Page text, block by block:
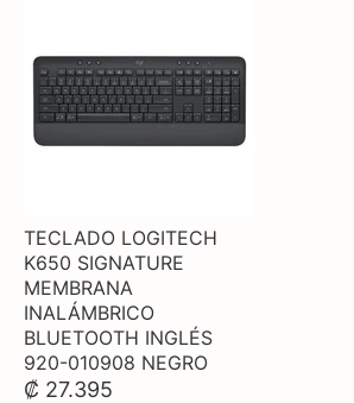
TECLADO LOGITECH
K650 SIGNATURE
MEMBRANA
INALÁMBRICO
BLUETOOTH INGLÉS
920-010908 NEGRO
₡ 27.395